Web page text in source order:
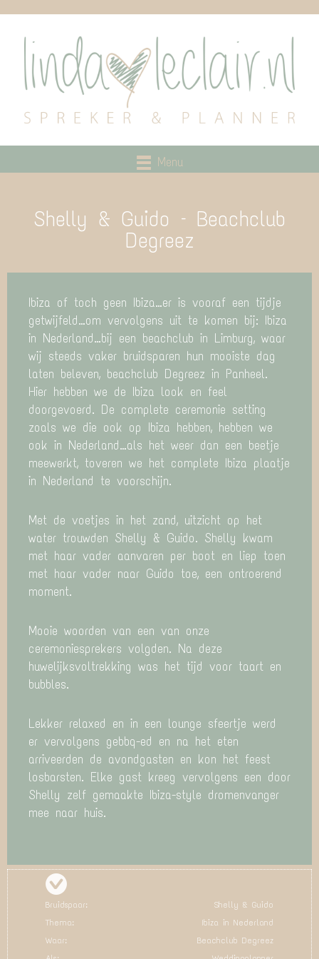
Menu
Shelly & Guido – Beachclub
Degreez
Ibiza of toch geen Ibiza…er is vooraf een tijdje
getwijfeld…om vervolgens uit te komen bij: Ibiza
in Nederland…bij een beachclub in Limburg, waar
wij steeds vaker bruidsparen hun mooiste dag
laten beleven, beachclub Degreez in Panheel.
Hier hebben we de Ibiza look en feel
doorgevoerd. De complete ceremonie setting
zoals we die ook op Ibiza hebben, hebben we
ook in Nederland…als het weer dan een beetje
meewerkt, toveren we het complete Ibiza plaatje
in Nederland te voorschijn.
Met de voetjes in het zand, uitzicht op het
water trouwden Shelly & Guido. Shelly kwam
met haar vader aanvaren per boot en liep toen
met haar vader naar Guido toe, een ontroerend
moment.
Mooie woorden van een van onze
ceremoniesprekers volgden. Na deze
huwelijksvoltrekking was het tijd voor taart en
bubbles.
Lekker relaxed en in een lounge sfeertje werd
er vervolgens gebbq-ed en na het eten
arriveerden de avondgasten en kon het feest
losbarsten. Elke gast kreeg vervolgens een door
Shelly zelf gemaakte Ibiza-style dromenvanger
mee naar huis.
Bruidspaar:
Shelly & Guido
Thema:
Ibiza in Nederland
Waar:
Beachclub Degreez